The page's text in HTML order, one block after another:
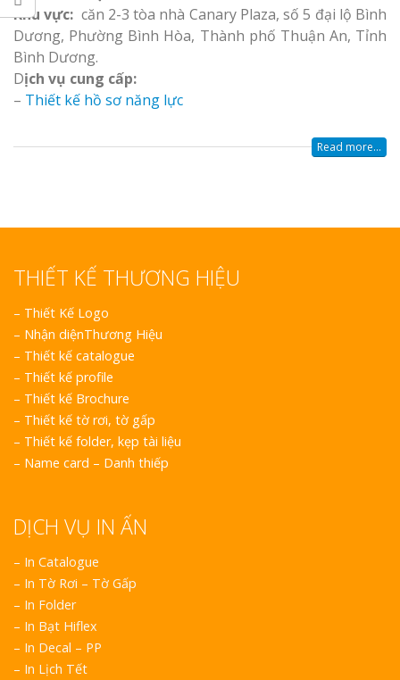
Khu vực: căn 2-3 tòa nhà Canary Plaza, số 5 đại lộ Bình
Dương, Phường Bình Hòa, Thành phố Thuận An, Tỉnh
Bình Dương.
Dịch vụ cung cấp:
– Thiết kế hồ sơ năng lực
Read more...
THIẾT KẾ THƯƠNG HIỆU
– Thiết Kế Logo
– Nhận diệnThương Hiệu
– Thiết kế catalogue
– Thiết kế profile
– Thiết kế Brochure
– Thiết kế tờ rơi, tờ gấp
– Thiết kế folder, kẹp tài liệu
– Name card – Danh thiếp
DỊCH VỤ IN ẤN
– In Catalogue
– In Tờ Rơi – Tờ Gấp
– In Folder
– In Bạt Hiflex
– In Decal – PP
– In Lịch Tết
cáo Nghệ An uy tín
Công ty quảng cáo
Vinh Nghệ An
Làm biển led tại Vinh
An giá rẻ
Nghệ An
Làm biển alu chữ nổi
tại Vinh Nghệ An
Biên Hòa
Làm bảng hiệu gỗ